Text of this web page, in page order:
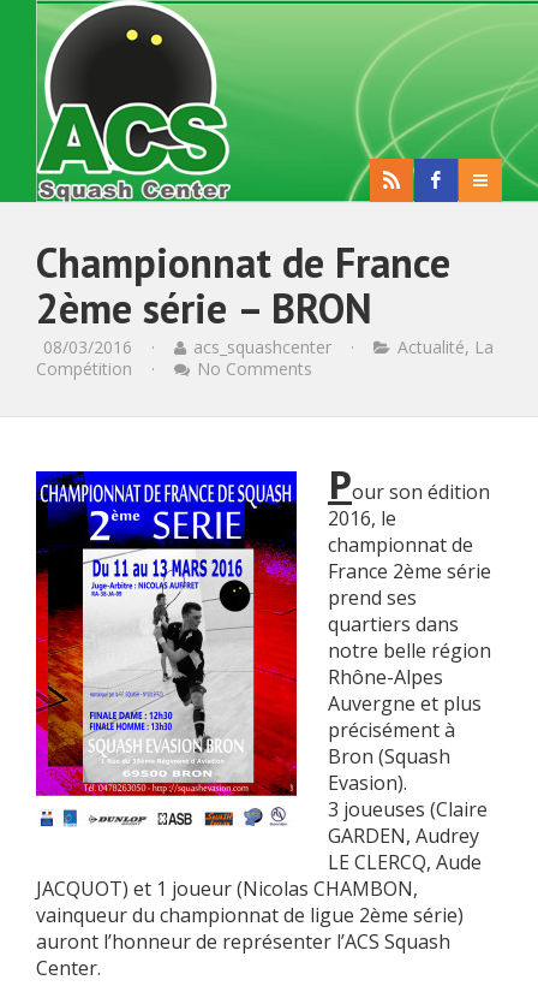
Championnat de France
2ème série – BRON
08/03/2016 · acs_squashcenter · Actualité, La
Compétition
· No Comments
Pour son édition
2016, le
championnat de
France 2ème série
prend ses
quartiers dans
notre belle région
Rhône-Alpes
Auvergne et plus
précisément à
Bron (Squash
Evasion).
3 joueuses (Claire
GARDEN, Audrey
LE CLERCQ, Aude
JACQUOT) et 1 joueur (Nicolas CHAMBON,
vainqueur du championnat de ligue 2ème série)
auront l’honneur de représenter l’ACS Squash
Center.